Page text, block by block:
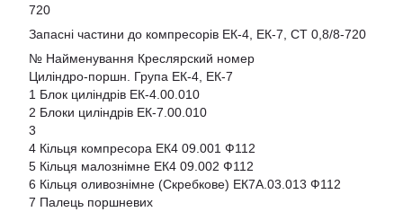
720
Запасні частини до компресорів ЕК-4, ЕК-7, СТ 0,8/8-720
№ Найменування Креслярский номер
Циліндро-поршн. Група ЕК-4, ЕК-7
1 Блок циліндрів ЕК-4.00.010
2 Блоки циліндрів ЕК-7.00.010
3
4 Кільця компресора ЕК4 09.001 Ф112
5 Кільця малознімне ЕК4 09.002 Ф112
6 Кільця оливознімне (Скребкове) ЕК7А.03.013 Ф112
7 Палець поршневих